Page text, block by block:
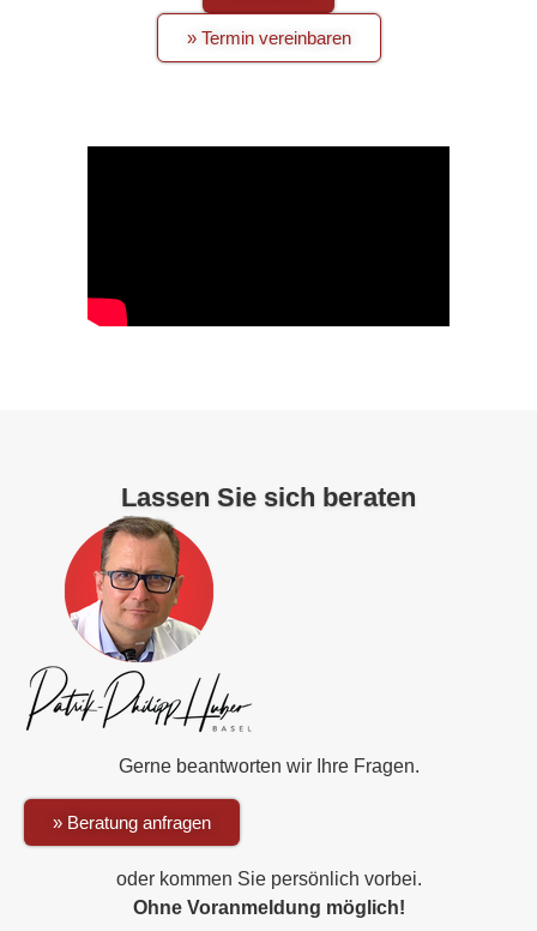
» Termin vereinbaren
Lassen Sie sich beraten
Gerne beantworten wir Ihre Fragen.
» Beratung anfragen
oder kommen Sie persönlich vorbei.
Ohne Voranmeldung möglich!